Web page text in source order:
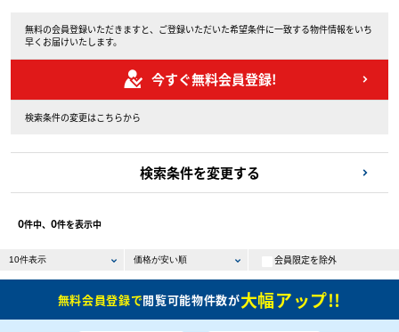
無料の会員登録いただきますと、ご登録いただいた希望条件に一致する物件情報をいち
早くお届けいたします。
今すぐ無料会員登録!
検索条件の変更はこちらから
検索条件を変更する
0件中、 0件を表示中
会員限定を除外
無料会員登録で閲覧可能物件数が大幅アップ!!